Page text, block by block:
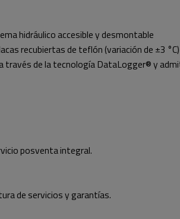
hidráulico accesible y desmontable
recubiertas de teflón (variación de ±3
de la tecnología DataLogger® y
posventa integral.
de servicios y garantías.